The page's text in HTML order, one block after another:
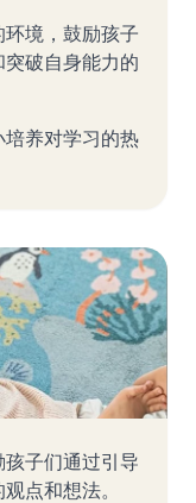
境，鼓励孩子
破自身能力的
养对学习的热
子们通过引导
点和想法。